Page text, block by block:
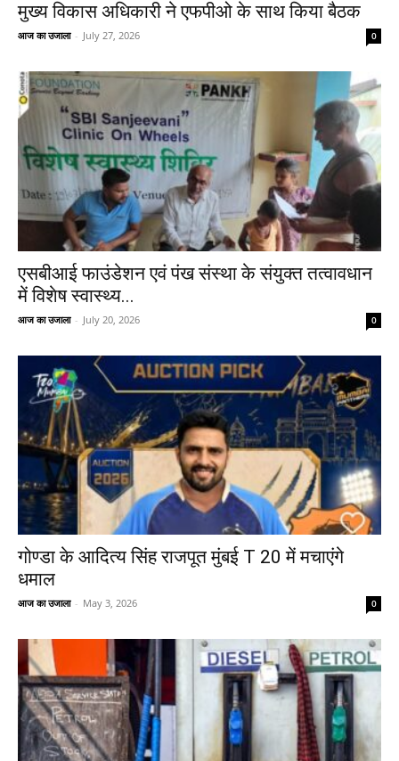
मुख्य विकास अधिकारी ने एफपीओ के साथ किया बैठक
आज का उजाला - July 27, 2026 0
एसबीआई फाउंडेशन एवं पंख संस्था के संयुक्त तत्वावधान
में विशेष स्वास्थ्य...
आज का उजाला - July 20, 2026 0
गोण्डा के आदित्य सिंह राजपूत मुंबई T 20 में मचाएंगे
धमाल
आज का उजाला - May 3, 2026 0